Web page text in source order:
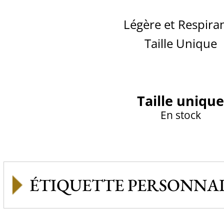
Légère et
Taille Unique
Taille unique
En stock
ÉTIQUETTE